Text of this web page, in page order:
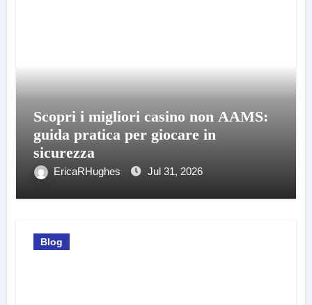
Scopri i migliori casino non AAMS:
guida pratica per giocare in
sicurezza
EricaRHughes Jul 31, 2026
Blog